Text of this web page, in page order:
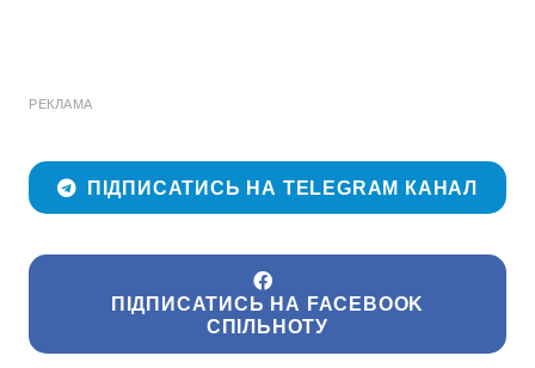
РЕКЛАМА
ПІДПИСАТИСЬ НА TELEGRAM КАНАЛ
ПІДПИСАТИСЬ НА FACEBOOK
СПІЛЬНОТУ